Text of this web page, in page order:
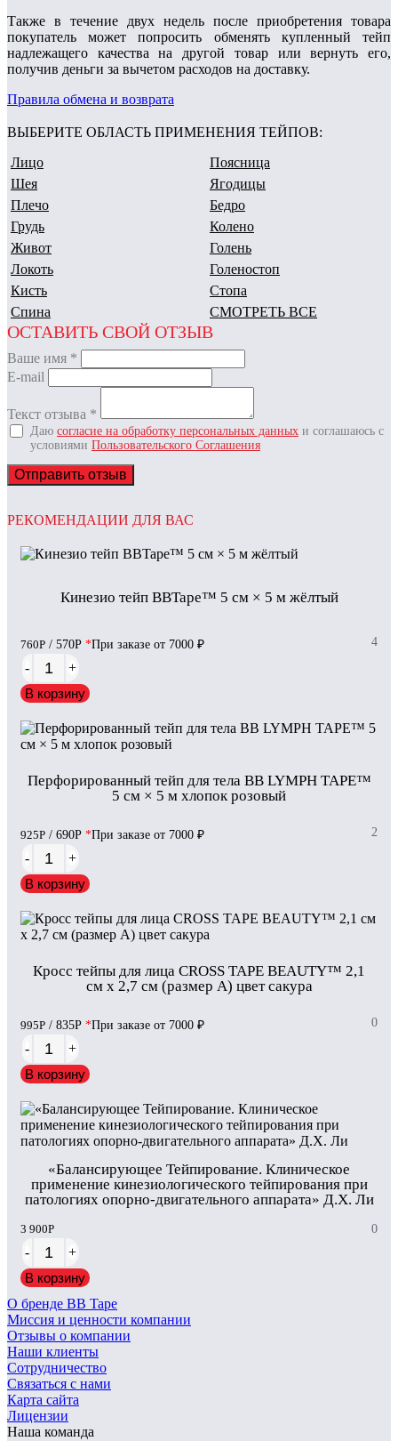
Также в течение двух недель после приобретения товара
покупатель может попросить обменять купленный тейп
надлежащего качества на другой товар или вернуть его,
получив деньги за вычетом расходов на доставку.
Правила обмена и возврата
ВЫБЕРИТЕ ОБЛАСТЬ ПРИМЕНЕНИЯ ТЕЙПОВ:
Лицо
Шея
Плечо
Грудь
Живот
Локоть
Кисть
Спина
Поясница
Ягодицы
Бедро
Колено
Голень
Голеностоп
Стопа
СМОТРЕТЬ ВСЕ
ОСТАВИТЬ СВОЙ ОТЗЫВ
Ваше имя *
E-mail
Текст отзыва *
Даю согласие на обработку персональных данных и соглашаюсь с
условиями Пользовательского Соглашения
Отправить отзыв
РЕКОМЕНДАЦИИ ДЛЯ ВАС
Кинезио тейп BBTape™ 5 см × 5 м жёлтый
760Р / 570Р *При заказе от 7000 ₽ 4
-
+
В корзину
Перфорированный тейп для тела BB LYMPH TAPE™
5 см × 5 м хлопок розовый
925Р / 690Р *При заказе от 7000 ₽ 2
-
+
В корзину
Кросс тейпы для лица CROSS TAPE BEAUTY™ 2,1
см x 2,7 см (размер А) цвет сакура
995Р / 835Р *При заказе от 7000 ₽ 0
-
+
В корзину
«Балансирующее Тейпирование. Клиническое
применение кинезиологического тейпирования при
патологиях опорно-двигательного аппарата» Д.Х. Ли
3 900Р 0
-
+
В корзину
О бренде BB Tape
Миссия и ценности компании
Отзывы о компании
Наши клиенты
Сотрудничество
Связаться с нами
Карта сайта
Лицензии
Наша команда